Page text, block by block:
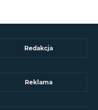
Redakcja
Reklama